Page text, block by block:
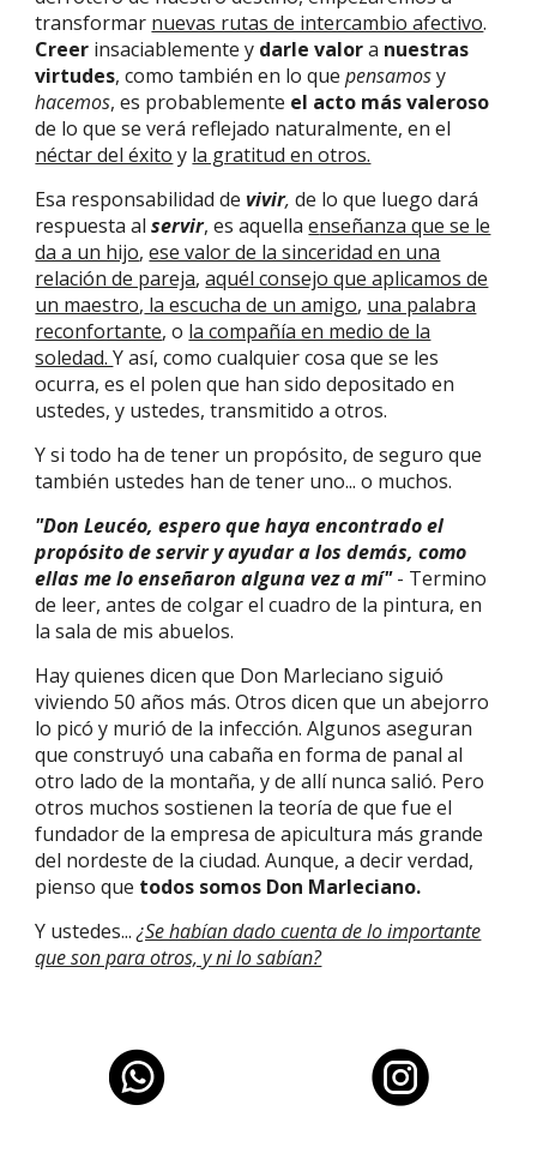
transformar nuevas rutas de intercambio afectivo.
Creer insaciablemente y darle valora nuestras
virtudes, como tambiénen lo que pensamosy
hacemos, es probablemente el acto más valeroso
de lo que se verá reflejado naturalmente, en el
néctar del éxito y la gratitud en otros.
Esa responsabilidad devivir,de lo que luego dará
respuesta alservir, es aquellaenseñanza que se le
da a un hijo,ese valor de la sinceridad en una
relación de pareja,aquél consejo que aplicamos de
un maestro, la escucha de un amigo, una palabra
reconfortante, o la compañía en medio de la
soledad.Y así, como cualquier cosa que se les
ocurra, es el polen que han sido depositado en
ustedes, y ustedes, transmitido a otros.
Y si todo ha de tener un propósito, de seguro que
también ustedes han de tener uno... o muchos.
"Don Leucéo, espero que haya encontrado el
propósito de servir y ayudar a los demás, como
ellas me lo enseñaron alguna vez a mí"- Termino
de leer, antes de colgar el cuadro de la pintura, en
la sala de mis abuelos.
Hay quienes dicen que Don Marleciano siguió
viviendo 50 años más. Otros dicen que un abejorro
lo picó y murió de la infección. Algunos aseguran
que construyó una cabaña en forma de panal al
otro lado de la montaña, y de allí nunca salió. Pero
otros muchos sostienen la teoría de que fue el
fundador de la empresa de apicultura más grande
del nordeste de la ciudad. Aunque, a decir verdad,
pienso que todos somos Don Marleciano.
Y ustedes...¿Se habían dado cuenta de lo importante
que son para otros, y ni lo sabían?